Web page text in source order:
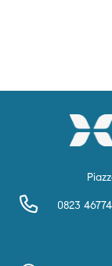
0823